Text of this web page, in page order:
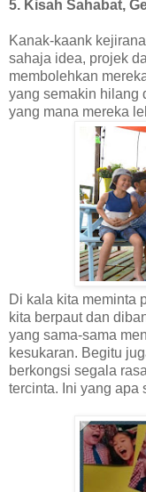
5. Kisah Sahabat,
Kanak-kaank
sahaja idea, projek
membolehkan
yang semakin hilang
yang mana mereka
Di kala kita meminta
kita berpaut dan
yang sama-sama
kesukaran. Begitu
berkongsi segala
tercinta. Ini yang apa